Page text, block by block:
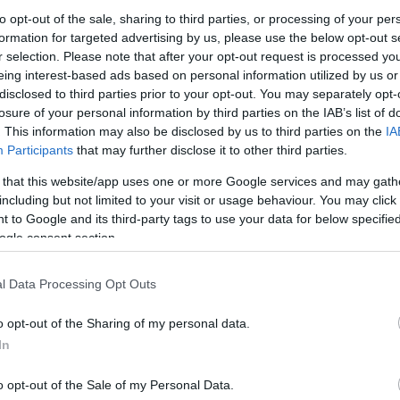
opt-out of the sale, sharing to third parties, or processing of your
for targeted advertising by us, please use the below opt-out
selection. Please note that after your opt-out request is processed
interest-based ads based on personal information utilized by us
to third parties prior to your opt-out. You may separately
of your personal information by third parties on the IAB’s list of
This information may also be disclosed by us to third parties on the
Participants that may further disclose it to other third parties.
that this website/app uses one or more Google services and may
but not limited to your visit or usage behaviour. You may
to Google and its third-party tags to use your data for below
consent section.
Data Processing Opt Outs
opt-out of the Sharing of my personal data.
opt-out of the Sale of my Personal Data.
έγκριση στο τεχνολογικά εξελιγμένο
λήψη του απαιτούμενου για την εξέταση
γνωστού και ως Τεστ-Παπ Μαστού. Ένα νέο
του μαστού, είχε μόλις γραφτεί.
μη επεμβατική μέθοδος
διαδικασία, μπορεί να διαπιστωθεί η
στο μαστό παρέχοντας το μοναδικό
και σε γυναίκες που ηλικιακά δεν ανήκουν
σε υπέρηχο μαστού ή μαστογραφία. To
στήθος και με απαλό μασάζ το ζεσταίνει
αναρρόφηση από τη θηλή. Αυτό έχει σαν
υγρού από τη θηλή. Το υγρό αυτό,
πόρους του μαστού που είναι το σημείο από
κακοήθειες στο μαστό. Στη συνέχεια, το υγρό
εξέταση. Εάν δεν εξέλθει υγρό από
και η εξέταση θεωρείται φυσιολογική.
εξέταση δεν σημαίνει ότι σε μελλοντική